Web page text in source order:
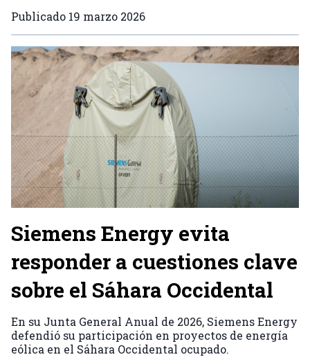
Publicado 19 marzo 2026
Siemens Energy evita
responder a cuestiones clave
sobre el Sáhara Occidental
En su Junta General Anual de 2026, Siemens Energy
defendió su participación en proyectos de energía
eólica en el Sáhara Occidental ocupado.